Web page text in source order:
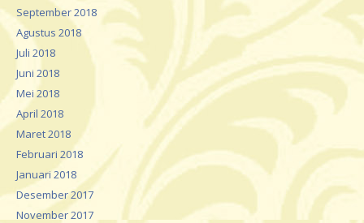
September 2018
Agustus 2018
Juli 2018
Juni 2018
Mei 2018
April 2018
Maret 2018
Februari 2018
Januari 2018
Desember 2017
November 2017